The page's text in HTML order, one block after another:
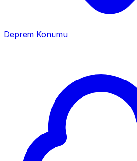
Deprem Konumu